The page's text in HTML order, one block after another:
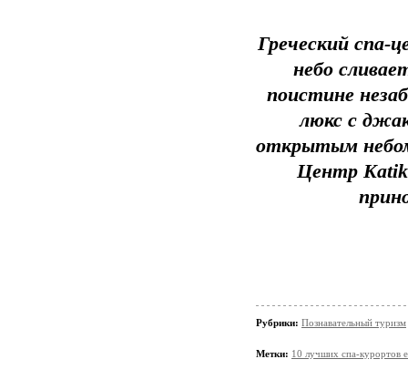
Греческий спа-
небо
поистине
люкс с
открытым
Центр
Рубрики: Познавательный туризм
Метки: 10 лучших спа-курортов